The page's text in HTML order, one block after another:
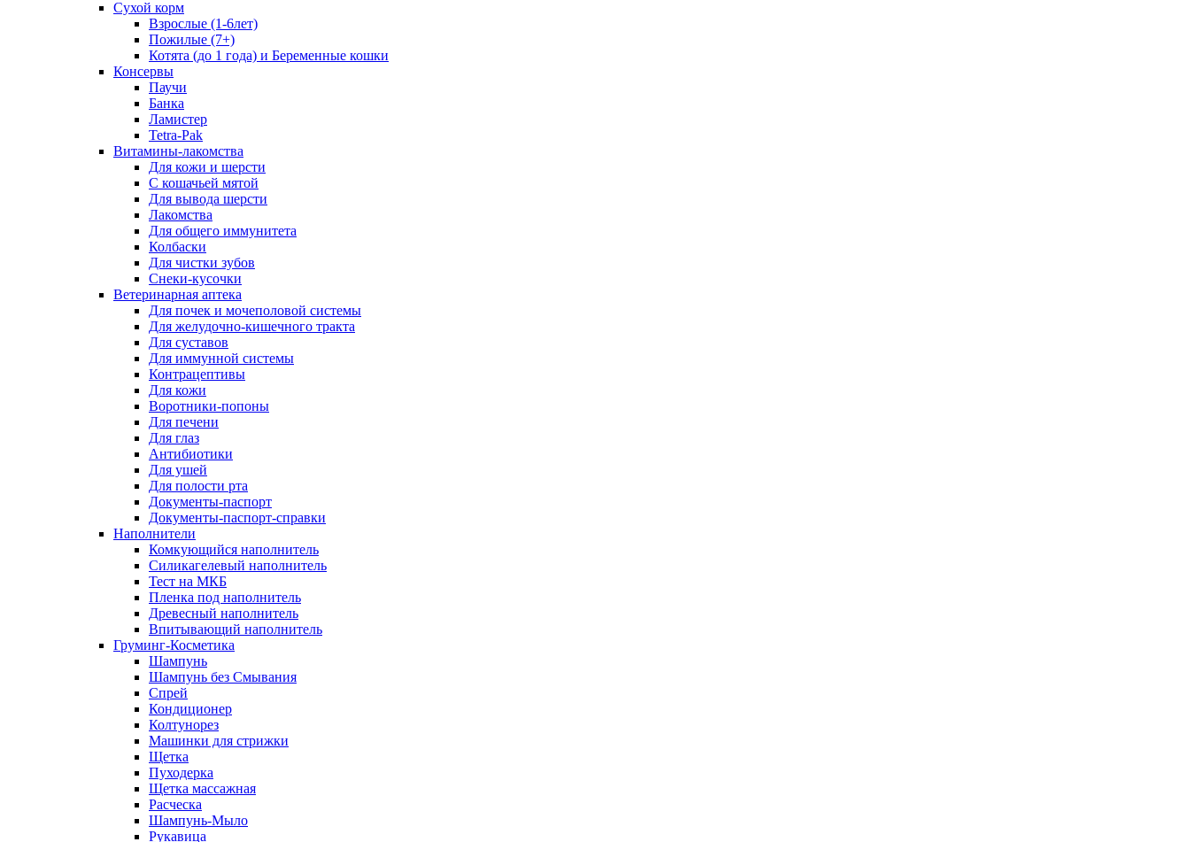
Сухой корм
Взрослые (1-6лет)
Пожилые (7+)
Котята (до 1 года) и Беременные кошки
Консервы
Паучи
Банка
Ламистер
Tetra-Pak
Витамины-лакомства
Для кожи и шерсти
С кошачьей мятой
Для вывода шерсти
Лакомства
Для общего иммунитета
Колбаски
Для чистки зубов
Снеки-кусочки
Ветеринарная аптека
Для почек и мочеполовой системы
Для желудочно-кишечного тракта
Для суставов
Для иммунной системы
Контрацептивы
Для кожи
Воротники-попоны
Для печени
Для глаз
Антибиотики
Для ушей
Для полости рта
Документы-паспорт
Документы-паспорт-справки
Наполнители
Комкующийся наполнитель
Силикагелевый наполнитель
Тест на МКБ
Пленка под наполнитель
Древесный наполнитель
Впитывающий наполнитель
Груминг-Косметика
Шампунь
Шампунь без Смывания
Спрей
Кондиционер
Колтунорез
Машинки для стрижки
Щетка
Пуходерка
Щетка массажная
Расческа
Шампунь-Мыло
Рукавица